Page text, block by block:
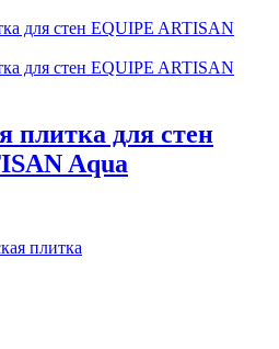
плитка для стен
Aqua
плитка